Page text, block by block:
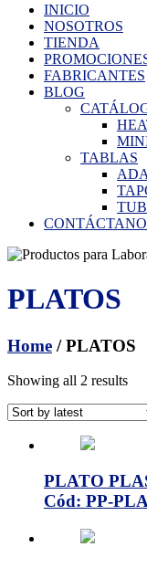
INICIO
NOSOTROS
TIENDA
FABRICANTES
BLOG
TABLAS
PLATOS
Home / PLATOS
Showing all 2 results
PLATO
Cód: PP-